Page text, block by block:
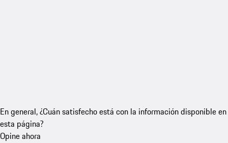
En general, ¿Cuán satisfecho está con la información disponible en
esta página?
Opine ahora